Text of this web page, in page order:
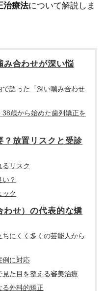
治療法について解説しま
み合わせが深い悩
語った「深い噛み合わせ
歳から始めた歯列矯正を
？放置リスクと受診
リスク
？
ック
せ）の代表的な矯
にくく多くの芸能人から
例に対応
た目を整える審美治療
外科的矯正